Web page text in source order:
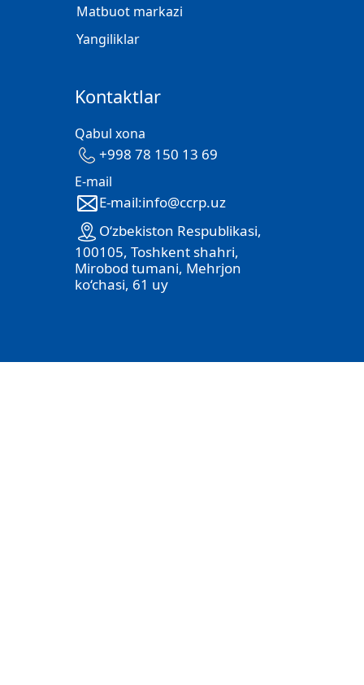
Matbuot markazi
Yangiliklar
Kontaktlar
Qabul xona
+998 78 150 13 69
E-mail
E-mail:info@ccrp.uz
O‘zbekiston Respublikasi,
100105, Toshkent shahri,
Mirobod tumani, Mehrjon
ko‘chasi, 61 uy